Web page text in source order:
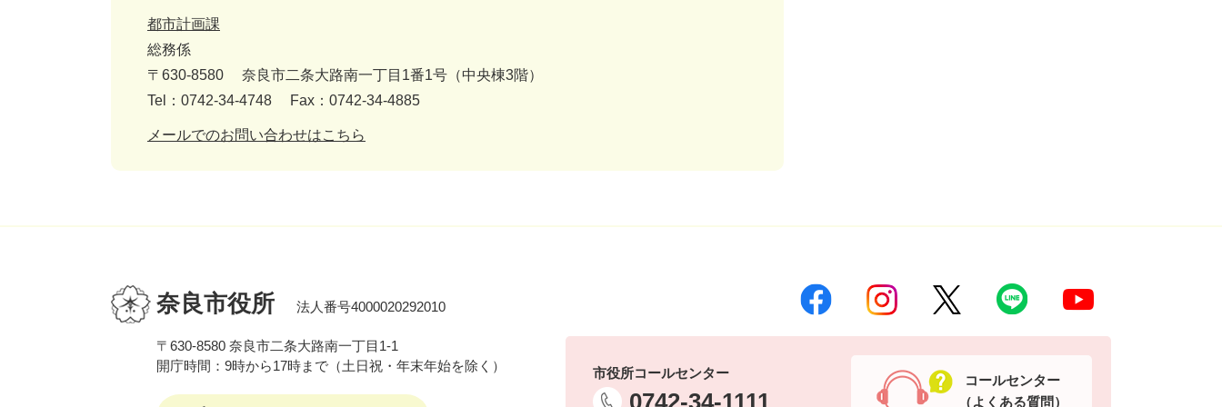
都市計画課
総務係
〒630-8580
奈良市二条大路南一丁目1番1号（中央棟3階）
Tel：0742-34-4748
Fax：0742-34-4885
メールでのお問い合わせはこちら
奈良市役所 法人番号4000020292010
〒630-8580 奈良市二条大路南一丁目1-1
開庁時間：9時から17時まで（土日祝・年末年始を除く）
市役所コールセンター
コールセンター
（よくある質問）